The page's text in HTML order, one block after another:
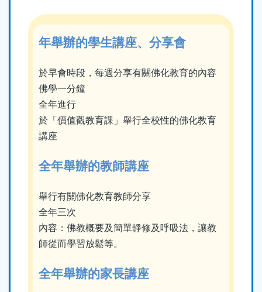
年舉辦的學生講座、分享會
於早會時段，每週分享有關佛化教育的內容
佛學一分鐘
全年進行
於「價值觀教育課」舉行全校性的佛化教育
講座
全年舉辦的教師講座
舉行有關佛化教育教師分享
全年三次
內容：佛教概要及簡單靜修及呼吸法，讓教
師從而學習放鬆等。
全年舉辦的家長講座